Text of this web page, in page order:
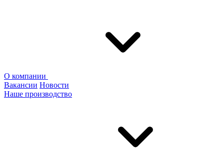
О компании
Вакансии Новости
Наше производство